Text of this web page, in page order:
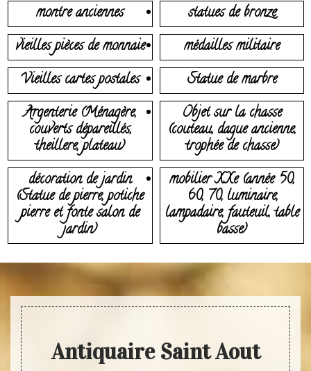
montre anciennes
statues de bronze
vieilles pièces de monnaie
médailles militaire
Vieilles cartes postales
Statue de marbre
Argenterie (Ménagère,
couverts dépareillés,
theillere, plateau)
Objet sur la chasse
(couteau, dague ancienne,
trophée de chasse)
décoration de jardin
(Statue de pierre, potiche
pierre et fonte salon de
jardin)
mobilier XXe (année 50,
60, 70, luminaire,
lampadaire, fauteuil, table
basse)
Antiquaire Saint Aout